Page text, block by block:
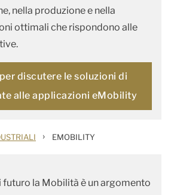
nella produzione e nella
ottimali che rispondono alle
discutere le soluzioni di
alle applicazioni eMobility
› EMOBILITY
futuro la Mobilità è un argomento